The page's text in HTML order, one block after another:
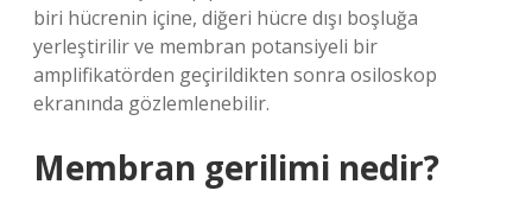
biri hücrenin içine, diğeri hücre dışı boşluğa
yerleştirilir ve membran potansiyeli bir
amplifikatörden geçirildikten sonra osiloskop
ekranında gözlemlenebilir.
Membran gerilimi nedir?